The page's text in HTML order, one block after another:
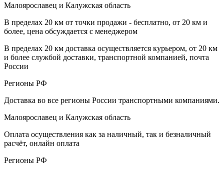
Малоярославец и Калужская область
В пределах 20 км от точки продажи - бесплатно, от 20 км и
более, цена обсуждается с менеджером
В пределах 20 км доставка осуществляется курьером, от 20 км
и более службой доставки, транспортной компанией, почта
России
Регионы РФ
Доставка во все регионы России транспортными компаниями.
Малоярославец и Калужская область
Оплата осуществления как за наличный, так и безналичный
расчёт, онлайн оплата
Регионы РФ